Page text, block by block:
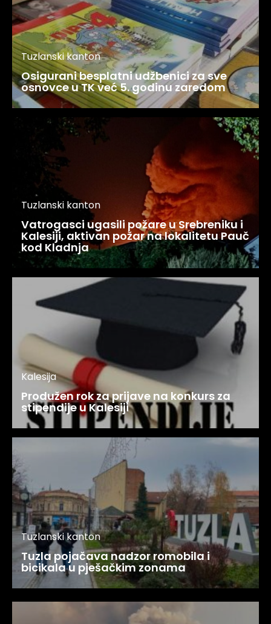
Tuzlanski kanton
Osigurani besplatni udžbenici za sve
osnovce u TK već 5. godinu zaredom
Tuzlanski kanton
Vatrogasci ugasili požare u Srebreniku i
Kalesiji, aktivan požar na lokalitetu Pauč
kod Kladnja
Kalesija
Produžen rok za prijave na konkurs za
stipendije u Kalesiji
Tuzlanski kanton
Tuzla pojačava nadzor romobila i
bicikala u pješačkim zonama